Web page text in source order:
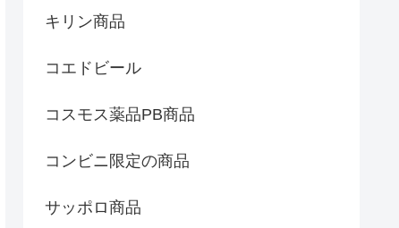
キリン商品
コエドビール
コスモス薬品PB商品
コンビニ限定の商品
サッポロ商品